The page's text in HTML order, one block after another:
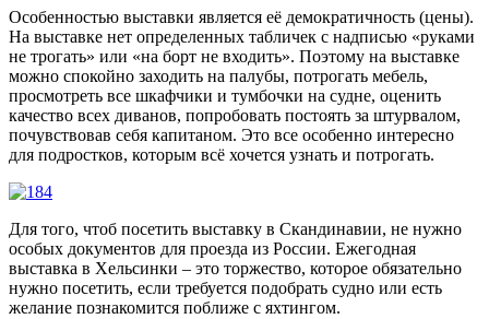
Особенностью выставки является её демократичность (цены).
На выставке нет определенных табличек с надписью «руками
не трогать» или «на борт не входить». Поэтому на выставке
можно спокойно заходить на палубы, потрогать мебель,
просмотреть все шкафчики и тумбочки на судне, оценить
качество всех диванов, попробовать постоять за штурвалом,
почувствовав себя капитаном. Это все особенно интересно
для подростков, которым всё хочется узнать и потрогать.
Для того, чтоб посетить выставку в Скандинавии, не нужно
особых документов для проезда из России. Ежегодная
выставка в Хельсинки – это торжество, которое обязательно
нужно посетить, если требуется подобрать судно или есть
желание познакомится поближе с яхтингом.